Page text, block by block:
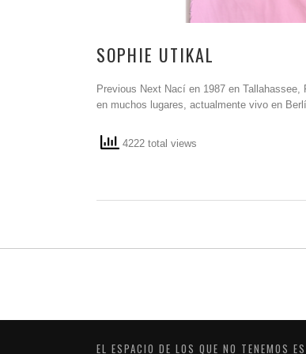
SOPHIE UTIKAL
Previous Next Nací en 1987 en
en muchos lugares, actualmente vivo en
4222 total views
EL ESPACIO DE LOS QUE NO TENEMOS